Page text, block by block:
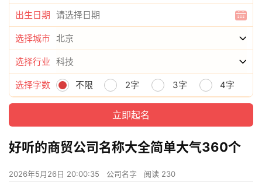
出生日期
选择城市
选择行业
选择字数 不限 2字 3字 4字
好听的商贸公司名称大全简单大气360个
2026年5月26日 20:00:35 公司名字 阅读 230